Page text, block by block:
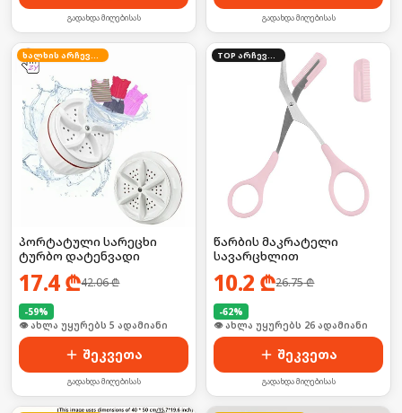
გადახდა მიღებისას გადახდა მიღებისას
პორტატული სარეცხი
ტურბო დატენვადი
17.4₾42.06₾
-59%
🛒 ბოლო 24სთ-ში იყიდა 8-მა
შეკვეთა
გადახდა მიღებისას
წარბის მაკრატელი
სავარცხლით
10.2 ₾26.75₾
-62%
🛒 ბოლო 24სთ-ში იყიდა 41-მა
შეკვეთა
გადახდა მიღებისას